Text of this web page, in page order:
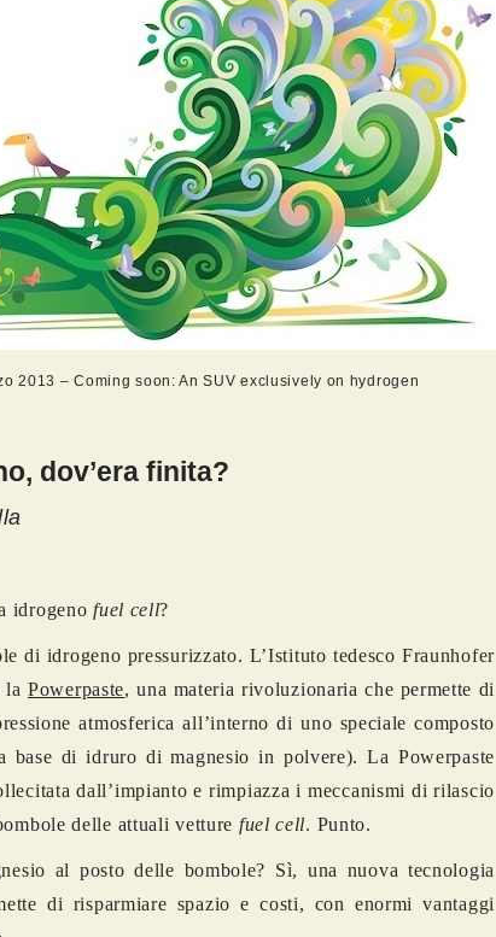
2013 – Coming soon: An SUV exclusively on hydrogen
dov’era finita?
idrogenofuel cell?
di idrogeno pressurizzato. L’Istituto tedesco Fraunhofer
laPowerpaste, una materia rivoluzionaria che permette di
atmosferica all’interno di uno speciale composto
di idruro di magnesio in polvere). La Powerpaste
dall’impianto e rimpiazza i meccanismi di rilascio
delle attuali vetture fuel cell. Punto.
al posto delle bombole? Sì, una nuova tecnologia
di risparmiare spazio e costi, con enormi vantaggi